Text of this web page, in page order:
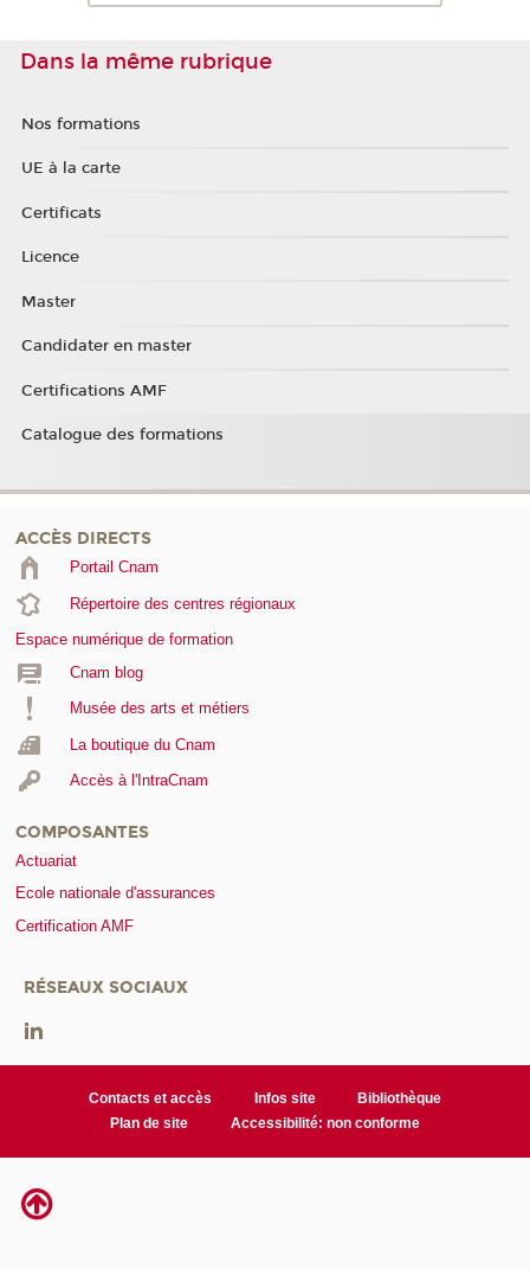
Dans la même rubrique
Nos formations
UE à la carte
Certificats
Licence
Master
Candidater en master
Certifications AMF
Catalogue des formations
ACCÈS DIRECTS
Portail Cnam
Répertoire des centres régionaux
Espace numérique de formation
Cnam blog
Musée des arts et métiers
La boutique du Cnam
Accès à l'IntraCnam
COMPOSANTES
Actuariat
Ecole nationale d'assurances
Certification AMF
RÉSEAUX SOCIAUX
Contacts et accès Infos site
Bibliothèque
Plan de site
Accessibilité: non conforme